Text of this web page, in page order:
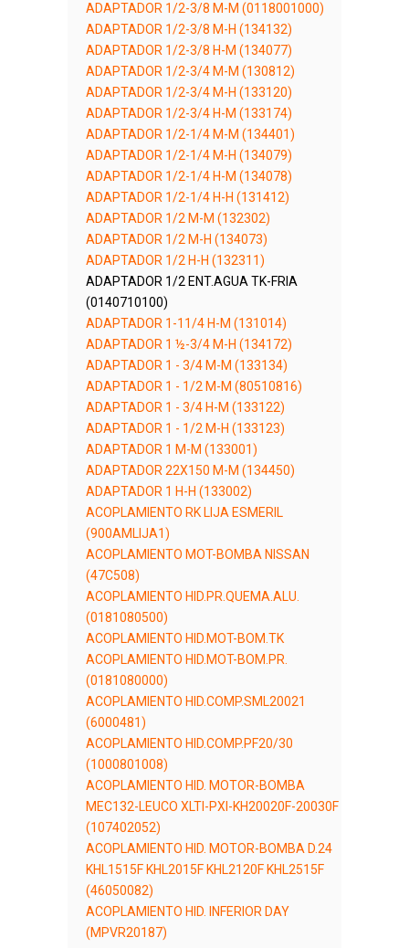
ADAPTADOR 1/2-3/8 M-M (0118001000)
ADAPTADOR 1/2-3/8 M-H (134132)
ADAPTADOR 1/2-3/8 H-M (134077)
ADAPTADOR 1/2-3/4 M-M (130812)
ADAPTADOR 1/2-3/4 M-H (133120)
ADAPTADOR 1/2-3/4 H-M (133174)
ADAPTADOR 1/2-1/4 M-M (134401)
ADAPTADOR 1/2-1/4 M-H (134079)
ADAPTADOR 1/2-1/4 H-M (134078)
ADAPTADOR 1/2-1/4 H-H (131412)
ADAPTADOR 1/2 M-M (132302)
ADAPTADOR 1/2 M-H (134073)
ADAPTADOR 1/2 H-H (132311)
ADAPTADOR 1/2 ENT.AGUA TK-FRIA
(0140710100)
ADAPTADOR 1-11/4 H-M (131014)
ADAPTADOR 1 ½-3/4 M-H (134172)
ADAPTADOR 1 - 3/4 M-M (133134)
ADAPTADOR 1 - 1/2 M-M (80510816)
ADAPTADOR 1 - 3/4 H-M (133122)
ADAPTADOR 1 - 1/2 M-H (133123)
ADAPTADOR 1 M-M (133001)
ADAPTADOR 22X150 M-M (134450)
ADAPTADOR 1 H-H (133002)
ACOPLAMIENTO RK LIJA ESMERIL
(900AMLIJA1)
ACOPLAMIENTO MOT-BOMBA NISSAN
(47C508)
ACOPLAMIENTO HID.PR.QUEMA.ALU.
(0181080500)
ACOPLAMIENTO HID.MOT-BOM.TK
ACOPLAMIENTO HID.MOT-BOM.PR.
(0181080000)
ACOPLAMIENTO HID.COMP.SML20021
(6000481)
ACOPLAMIENTO HID.COMP.PF20/30
(1000801008)
ACOPLAMIENTO HID. MOTOR-BOMBA
MEC132-LEUCO XLTI-PXI-KH20020F-20030F
(107402052)
ACOPLAMIENTO HID. MOTOR-BOMBA D.24
KHL1515F KHL2015F KHL2120F KHL2515F
(46050082)
ACOPLAMIENTO HID. INFERIOR DAY
(MPVR20187)